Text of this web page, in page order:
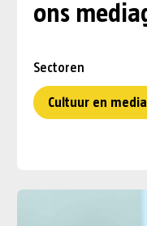
ons
Sectoren
Cultuur en media